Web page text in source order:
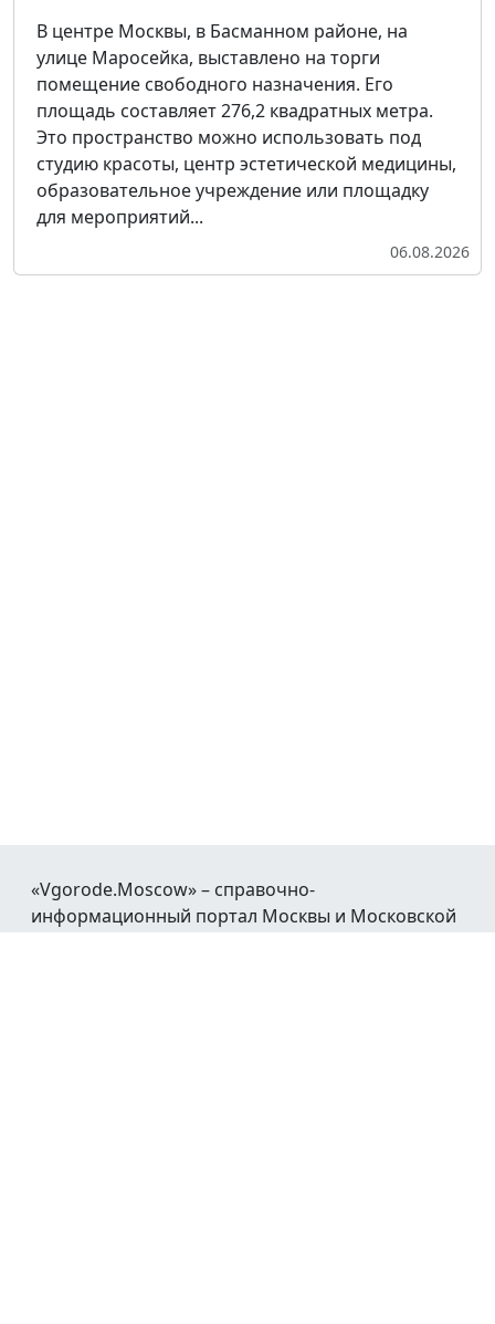
В центре Москвы, в Басманном районе, на
улице Маросейка, выставлено на торги
помещение свободного назначения. Его
площадь составляет 276,2 квадратных метра.
Это пространство можно использовать под
студию красоты, центр эстетической медицины,
образовательное учреждение или площадку
для мероприятий...
06.08.2026
«Vgorode.Moscow» – справочно-
информационный портал Москвы и Московской